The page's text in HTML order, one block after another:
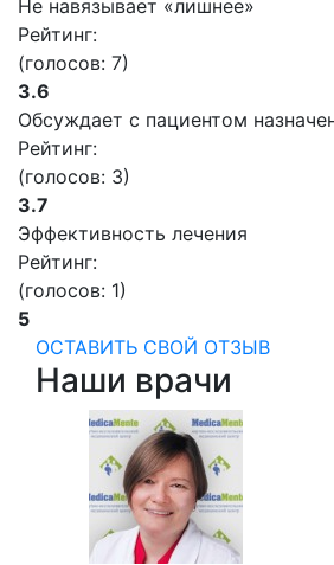
Не навязывает «лишнее»
Рейтинг:
(голосов: 7)
3.6
Обсуждает с пациентом
Рейтинг:
(голосов: 3)
3.7
Эффективность лечения
Рейтинг:
(голосов: 1)
5
ОСТАВИТЬ СВОЙ ОТЗЫВ
Наши врачи